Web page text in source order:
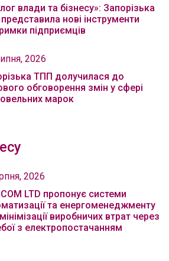
влади та бізнесу»: Запорізька
нові інструменти
підприємців
2026
ТПП долучилася до
обговорення змін у сфері
марок
2026
LTD пропонує системи
та енергоменеджменту
виробничих втрат через
з електропостачанням